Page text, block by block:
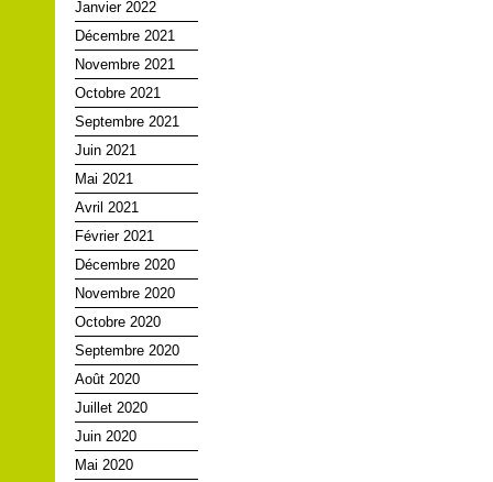
Janvier 2022
Décembre 2021
Novembre 2021
Octobre 2021
Septembre 2021
Juin 2021
Mai 2021
Avril 2021
Février 2021
Décembre 2020
Novembre 2020
Octobre 2020
Septembre 2020
Août 2020
Juillet 2020
Juin 2020
Mai 2020